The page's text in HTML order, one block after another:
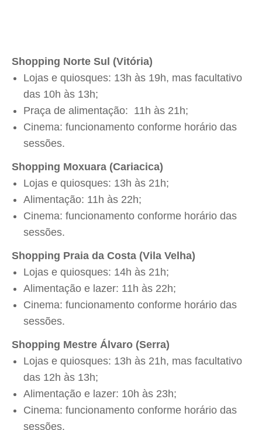
Shopping Norte Sul (Vitória)
Lojas e quiosques: 13h às 19h, mas facultativo
das 10h às 13h;
Praça de alimentação: 11h às 21h;
Cinema: funcionamento conforme horário das
sessões.
Shopping Moxuara (Cariacica)
Lojas e quiosques: 13h às 21h;
Alimentação: 11h às 22h;
Cinema: funcionamento conforme horário das
sessões.
Shopping Praia da Costa (Vila Velha)
Lojas e quiosques: 14h às 21h;
Alimentação e lazer: 11h às 22h;
Cinema: funcionamento conforme horário das
sessões.
Shopping Mestre Álvaro (Serra)
Lojas e quiosques: 13h às 21h, mas facultativo
das 12h às 13h;
Alimentação e lazer: 10h às 23h;
Cinema: funcionamento conforme horário das
sessões.